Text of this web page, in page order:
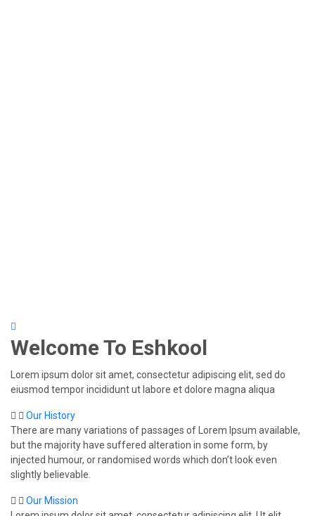
Welcome To Eshkool
Lorem ipsum dolor sit amet, consectetur adipiscing elit, sed do
eiusmod tempor incididunt ut labore et dolore magna aliqua
Our History
There are many variations of passages of Lorem Ipsum available,
but the majority have suffered alteration in some form, by
injected humour, or randomised words which don’t look even
slightly believable.
Our Mission